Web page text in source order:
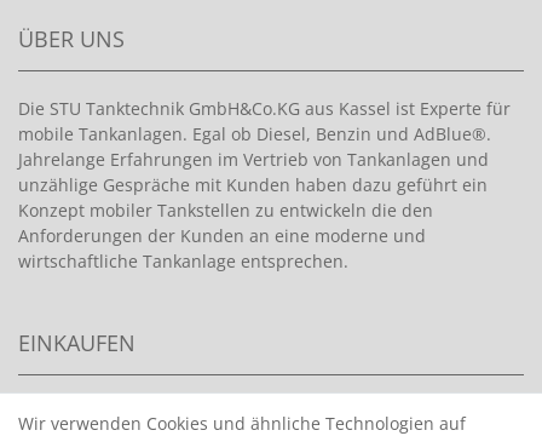
ÜBER UNS
Die STU Tanktechnik GmbH&Co.KG aus Kassel ist Experte für
mobile Tankanlagen. Egal ob Diesel, Benzin und AdBlue®.
Jahrelange Erfahrungen im Vertrieb von Tankanlagen und
unzählige Gespräche mit Kunden haben dazu geführt ein
Konzept mobiler Tankstellen zu entwickeln die den
Anforderungen der Kunden an eine moderne und
wirtschaftliche Tankanlage entsprechen.
EINKAUFEN
HANDPUMPEN FÜR BENZIN
Wir verwenden Cookies und ähnliche Technologien auf